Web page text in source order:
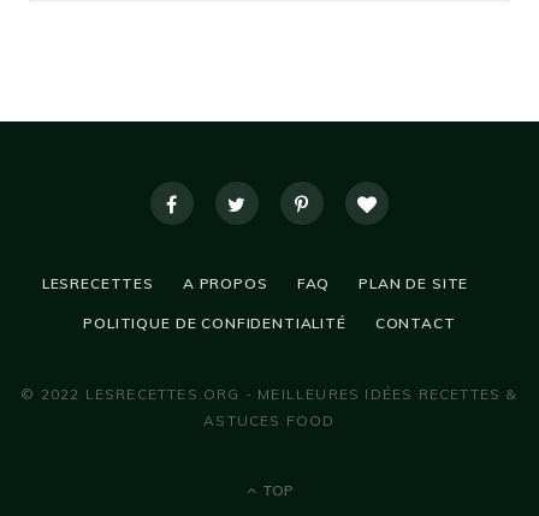
LESRECETTES A PROPOS FAQ PLAN DE SITE
POLITIQUE DE CONFIDENTIALITÉ CONTACT
© 2022 LESRECETTES.ORG - MEILLEURES IDÉES RECETTES &
ASTUCES FOOD
TOP